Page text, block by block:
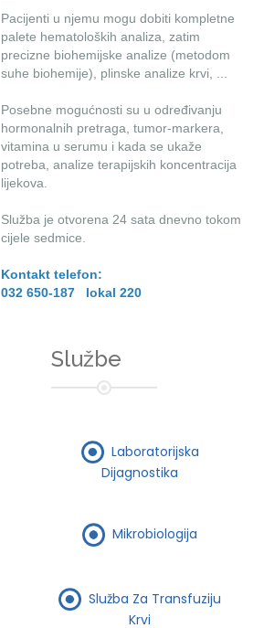
Pacijenti u njemu mogu dobiti kompletne
palete hematoloških analiza, zatim
precizne biohemijske analize (metodom
suhe biohemije), plinske analize krvi, ...
Posebne mogućnosti su u određivanju
hormonalnih pretraga, tumor-markera,
vitamina u serumu i kada se ukaže
potreba, analize terapijskih koncentracija
lijekova.
Služba je otvorena 24 sata dnevno tokom
cijele sedmice.
Kontakt telefon:
032 650-187 lokal 220
Službe
Laboratorijska
Dijagnostika
Mikrobiologija
Služba Za Transfuziju
Krvi